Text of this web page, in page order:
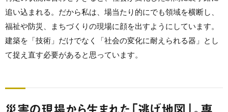
追い込まれる。だから私は、場当たり的にでも領域を横断し、
福祉や防災、まちづくりの現場に顔を出すようにしています。
建築を「技術」だけでなく「社会の変化に耐えられる器」とし
て捉え直す必要があると思っています。